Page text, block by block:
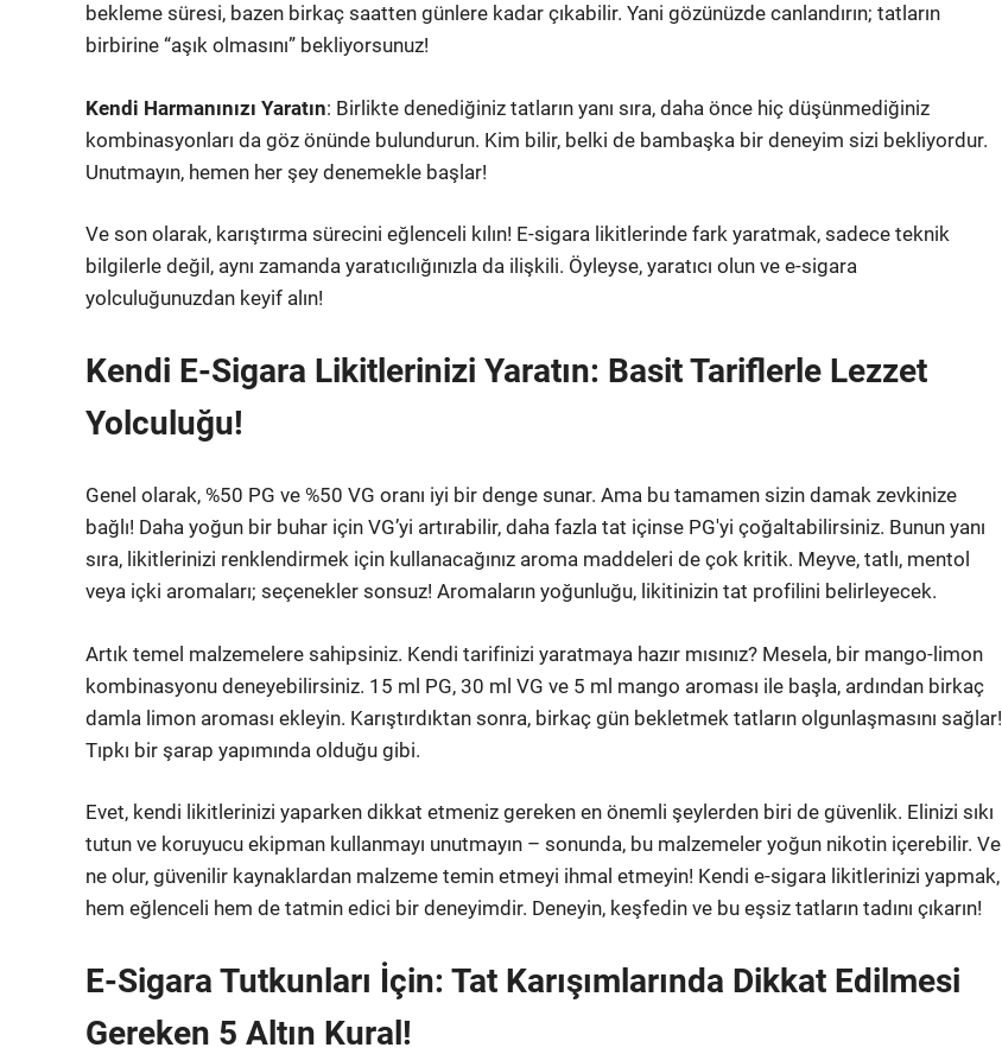
bekleme süresi, bazen birkaç saatten günlere kadar çıkabilir. Yani gözünüzde canlandırın; tatların
birbirine “aşık olmasını” bekliyorsunuz!
Kendi Harmanınızı Yaratın: Birlikte denediğiniz tatların yanı sıra, daha önce hiç düşünmediğiniz
kombinasyonları da göz önünde bulundurun. Kim bilir, belki de bambaşka bir deneyim sizi bekliyordur.
Unutmayın, hemen her şey denemekle başlar!
Ve son olarak, karıştırma sürecini eğlenceli kılın! E-sigara likitlerinde fark yaratmak, sadece teknik
bilgilerle değil, aynı zamanda yaratıcılığınızla da ilişkili. Öyleyse, yaratıcı olun ve e-sigara
yolculuğunuzdan keyif alın!
Kendi E-Sigara Likitlerinizi Yaratın: Basit Tariflerle Lezzet
Yolculuğu!
Genel olarak, %50 PG ve %50 VG oranı iyi bir denge sunar. Ama bu tamamen sizin damak zevkinize
bağlı! Daha yoğun bir buhar için VG’yi artırabilir, daha fazla tat içinse PG'yi çoğaltabilirsiniz. Bunun yanı
sıra, likitlerinizi renklendirmek için kullanacağınız aroma maddeleri de çok kritik. Meyve, tatlı, mentol
veya içki aromaları; seçenekler sonsuz! Aromaların yoğunluğu, likitinizin tat profilini belirleyecek.
Artık temel malzemelere sahipsiniz. Kendi tarifinizi yaratmaya hazır mısınız? Mesela, bir mango-limon
kombinasyonu deneyebilirsiniz. 15 ml PG, 30 ml VG ve 5 ml mango aroması ile başla, ardından birkaç
damla limon aroması ekleyin. Karıştırdıktan sonra, birkaç gün bekletmek tatların olgunlaşmasını sağlar!
Tıpkı bir şarap yapımında olduğu gibi.
Evet, kendi likitlerinizi yaparken dikkat etmeniz gereken en önemli şeylerden biri de güvenlik. Elinizi sıkı
tutun ve koruyucu ekipman kullanmayı unutmayın – sonunda, bu malzemeler yoğun nikotin içerebilir. Ve
ne olur, güvenilir kaynaklardan malzeme temin etmeyi ihmal etmeyin! Kendi e-sigara likitlerinizi yapmak,
hem eğlenceli hem de tatmin edici bir deneyimdir. Deneyin, keşfedin ve bu eşsiz tatların tadını çıkarın!
E-Sigara Tutkunları İçin: Tat Karışımlarında Dikkat Edilmesi
Gereken 5 Altın Kural!